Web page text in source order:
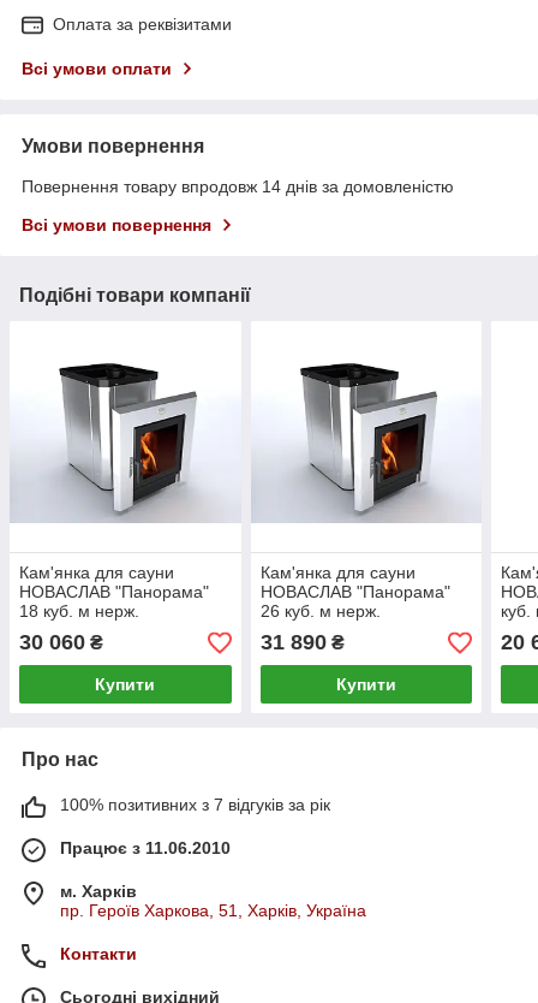
Оплата за реквізитами
Всі умови оплати
Умови повернення
Повернення товару впродовж 14 днів за домовленістю
Всі умови повернення
Подібні товари компанії
Кам'янка для сауни
НОВАСЛАВ "Панорама"
18 куб. м нерж.
30 060 ₴
Купити
Кам'янка для сауни
НОВАСЛАВ "Панорама"
26 куб. м нерж.
31 890₴
Купити
20
Про нас
100% позитивних з 7 відгуків за рік
Працює з 11.06.2010
м. Харків
пр. Героїв Харкова, 51, Харків, Україна
Контакти
Сьогодні вихідний